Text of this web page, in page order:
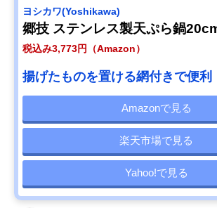
ヨシカワ(Yoshikawa)
郷技 ステンレス製天ぷら鍋
税込み3,773円（Amazon）
揚げたものを置ける網付きで便利
Amazonで見る
楽天市場で見る
Yahoo!で見る